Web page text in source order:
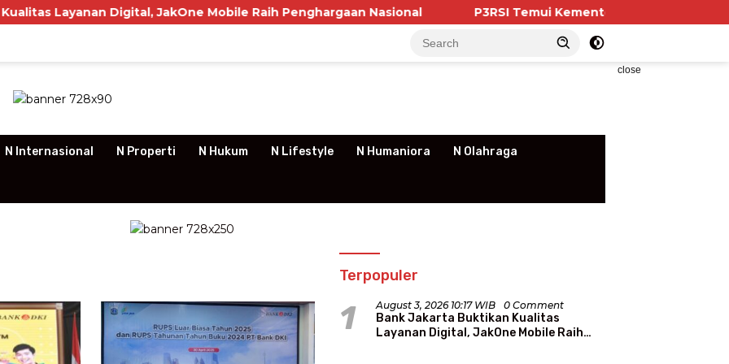
Digital, JakOne Mobile Raih Penghargaan Nasional P3RSI Temui Kementerian PKP, Pengurus
close
N Internasional N Properti N Hukum N Lifestyle N Humaniora N Olahraga
Terpopuler
1 August 3, 2026 10:17 WIB 0 Comment
Bank Jakarta Buktikan Kualitas
Layanan Digital, JakOne Mobile Raih